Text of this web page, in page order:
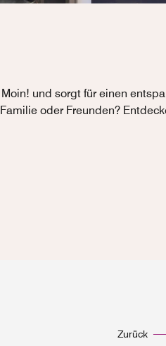
und sorgt für einen
oder Freunden?
Zurück